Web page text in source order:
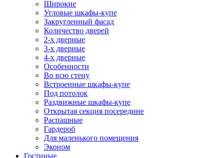
Широкие
Угловые шкафы-купе
Закругленный фасад
Количество дверей
2-х дверные
3-х дверные
4-х дверные
Особенности
Во всю стену
Встроенные шкафы-купе
Под потолок
Раздвижные шкафы-купе
Открытая секция посередине
Распашные
Гардероб
Для маленького помещения
Эконом
Гостиные